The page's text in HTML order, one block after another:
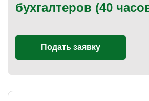
бухгалтеров (40
Подать заявку